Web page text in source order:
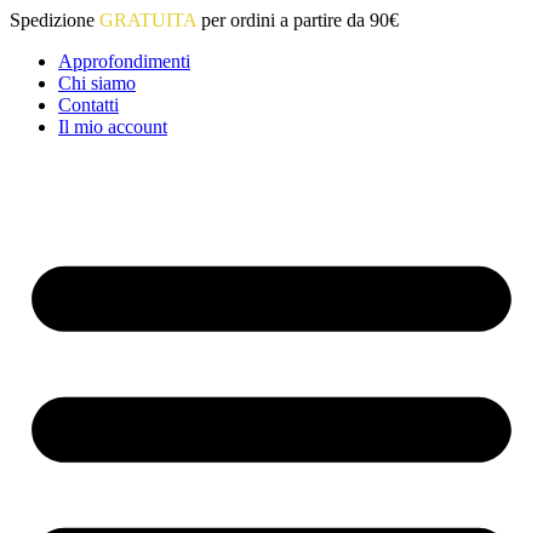
Vai
contenuto
Spedizione GRATUITA per ordini a partire da 90€
Approfondimenti
Chi siamo
Contatti
Il mio account